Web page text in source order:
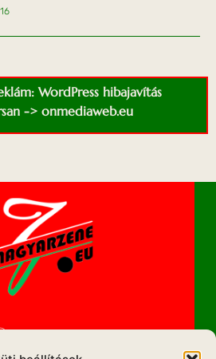
WordPress hibajavítás
-> onmediaweb.eu